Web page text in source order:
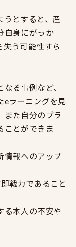
うとすると、産
自身にがっか
失う可能性すら
る事例など、
eラーニングを見
また自分のブラ
ことができま
情報へのアップ
戦力であること
る本人の不安や